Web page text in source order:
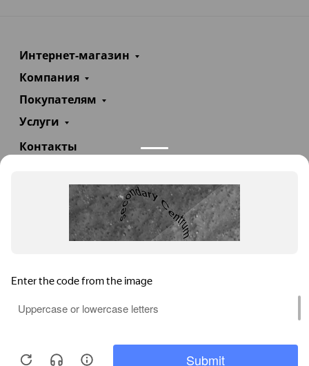
Интернет-магазин
Компания
Покупателям
Услуги
Контакты
info@teploexpert.com
Пн—Сб 09:00 – 18:00
TeploExpert.com © 2008 - 2026 Оборудование для
систем отопления, водоснабжения, канализации